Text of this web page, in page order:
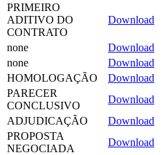
PRIMEIRO
ADITIVO DO
CONTRATO
Download
none
Download
none
Download
HOMOLOGAÇÃO
Download
PARECER
CONCLUSIVO
Download
ADJUDICAÇÃO
Download
PROPOSTA
NEGOCIADA
Download